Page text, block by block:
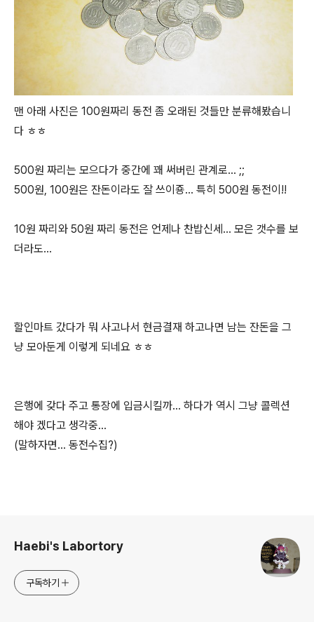
맨 아래 사진은 100원짜리 동전 좀 오래된 것들만 분류해봤습니
다 ㅎㅎ
500원 짜리는 모으다가 중간에 꽤 써버린 관계로... ;;
500원, 100원은 잔돈이라도 잘 쓰이죵... 특히 500원 동전이!!
10원 짜리와 50원 짜리 동전은 언제나 찬밥신세... 모은 갯수를 보
더라도...
할인마트 갔다가 뭐 사고나서 현금결재 하고나면 남는 잔돈을 그
냥 모아둔게 이렇게 되네요 ㅎㅎ
은행에 갖다 주고 통장에 입금시킬까... 하다가 역시 그냥 콜렉션
해야 겠다고 생각중...
(말하자면... 동전수집?)
Haebi's Labortory
구독하기